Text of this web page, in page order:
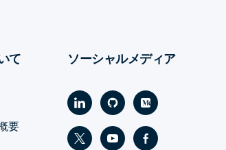
て
要
ソーシャルメディア